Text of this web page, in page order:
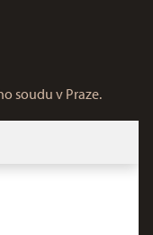
soudu v Praze.